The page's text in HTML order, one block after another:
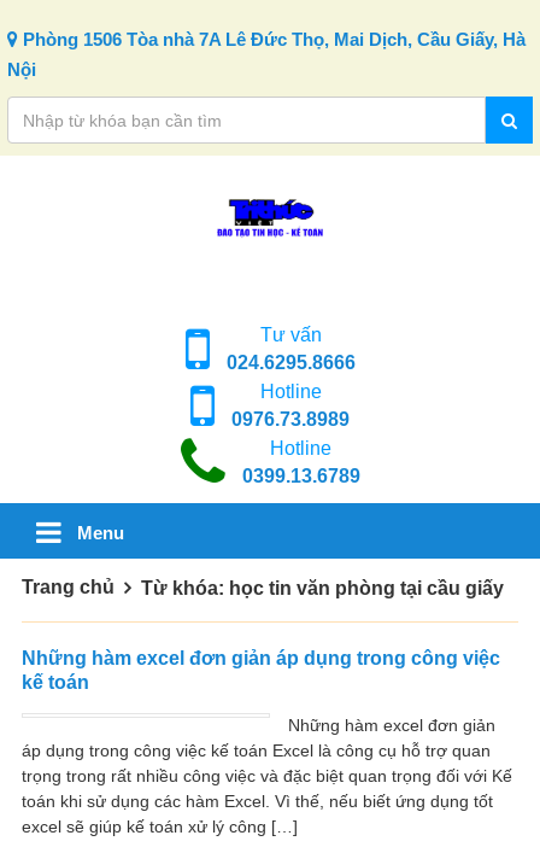
Phòng 1506 Tòa nhà 7A Lê Đức Thọ, Mai Dịch, Cầu Giấy, Hà
Nội
Tư vấn
024.6295.8666
Hotline
0976.73.8989
Hotline
0399.13.6789
Menu
Trang chủ Từ khóa: học tin văn phòng tại cầu giấy
Những hàm excel đơn giản áp dụng trong công việc
kế toán
Những hàm excel đơn giản
áp dụng trong công việc kế toán Excel là công cụ hỗ trợ quan
trọng trong rất nhiều công việc và đặc biệt quan trọng đối với Kế
toán khi sử dụng các hàm Excel. Vì thế, nếu biết ứng dụng tốt
excel sẽ giúp kế toán xử lý công […]